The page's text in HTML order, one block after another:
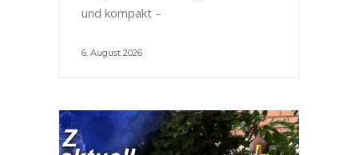
und kompakt –
6. August 2026